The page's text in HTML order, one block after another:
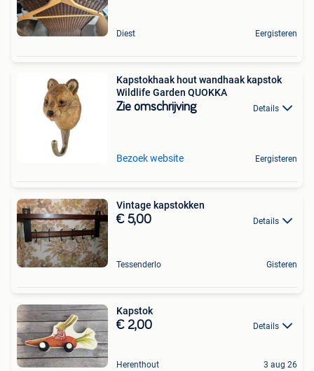
Diest Eergisteren
Kapstokhaak hout wandhaak kapstok
Wildlife Garden QUOKKA
Zie omschrijving Details
Bezoek website Eergisteren
Vintage kapstokken
€ 5,00 Details
Tessenderlo Gisteren
Kapstok
€ 2,00 Details
Herenthout 3 aug 26